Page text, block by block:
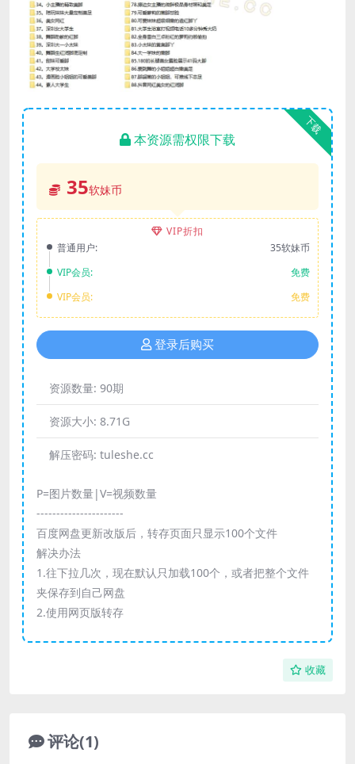
下载
本资源需权限下载
35软妹币
VIP折扣
普通用户:
35软妹币
VIP会员:
免费
VIP会员:
免费
登录后购买
资源数量: 90期
资源大小: 8.71G
解压密码: tuleshe.cc
P=图片数量|V=视频数量
----------------------
百度网盘更新改版后，转存页面只显示100个文件
解决办法
1.往下拉几次，现在默认只加载100个，或者把整个文件
夹保存到自己网盘
2.使用网页版转存
收藏
评论(1)